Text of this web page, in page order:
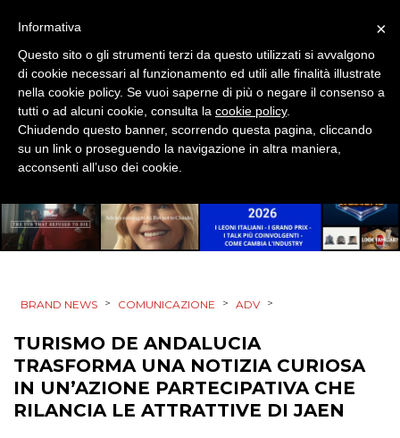
EVENTI
MOBILE
PROMOZIONI
PRODOTTI
PUNTI VENDITA
CINEMA
BRAND NEWS > COMUNICAZIONE > ADV >
TURISMO DE ANDALUCIA
TRASFORMA UNA NOTIZIA CURIOSA
IN UN’AZIONE PARTECIPATIVA CHE
RILANCIA LE ATTRATTIVE DI JAEN
×
Informativa
Questo sito o gli strumenti terzi da questo utilizzati si avvalgono
di cookie necessari al funzionamento ed utili alle finalità illustrate
nella cookie policy. Se vuoi saperne di più o negare il consenso a
tutti o ad alcuni cookie, consulta la cookie policy.
Chiudendo questo banner, scorrendo questa pagina, cliccando
su un link o proseguendo la navigazione in altra maniera,
acconsenti all’uso dei cookie.